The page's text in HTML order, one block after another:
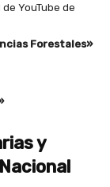
YouTube de
Forestales»
y